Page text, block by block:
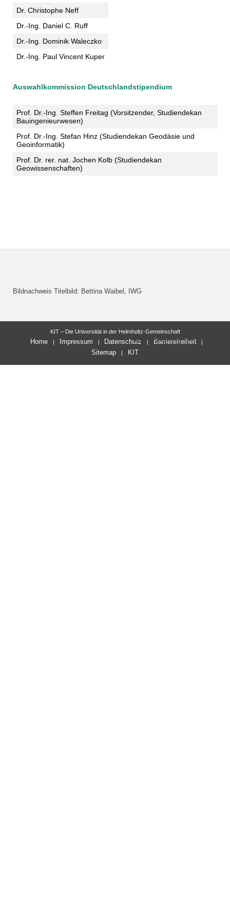
Dr. Christophe Neff
Dr.-Ing. Daniel C. Ruff
Dr.-Ing. Dominik Waleczko
Dr.-Ing. Paul Vincent Kuper
Auswahlkommission Deutschlandstipendium
Prof. Dr.-Ing. Steffen Freitag (Vorsitzender, Studiendekan
Bauingenieurwesen)
Prof. Dr.-Ing. Stefan Hinz (Studiendekan Geodäsie und
Geoinformatik)
Prof. Dr. rer. nat. Jochen Kolb (Studiendekan
Geowissenschaften)
Bildnachweis Titelbild: Bettina Waibel, IWG
letzte Änderung: 03.11.2025
KIT – Die Universität in der Helmholtz-Gemeinschaft
Home Impressum Datenschutz
Barrierefreiheit
Sitemap
KIT